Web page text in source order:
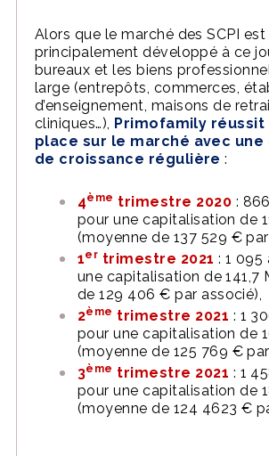
Alors que le marché des SCPI est
principalement développé à ce
bureaux et les biens
large (entrepôts, commerces,
d’enseignement, maisons de
cliniques…), Primofamily réussit
place sur le marché avec une
de croissance régulière :
4ème trimestre 2020 :
pour une capitalisation de
(moyenne de 137 529 €
1er trimestre 2021 : 1 095
une capitalisation de 141,7
de 129 406 € par associé),
2ème trimestre 2021 : 1
pour une capitalisation de
(moyenne de 125 769 €
3ème trimestre 2021 : 1
pour une capitalisation de
(moyenne de 124 4623 €